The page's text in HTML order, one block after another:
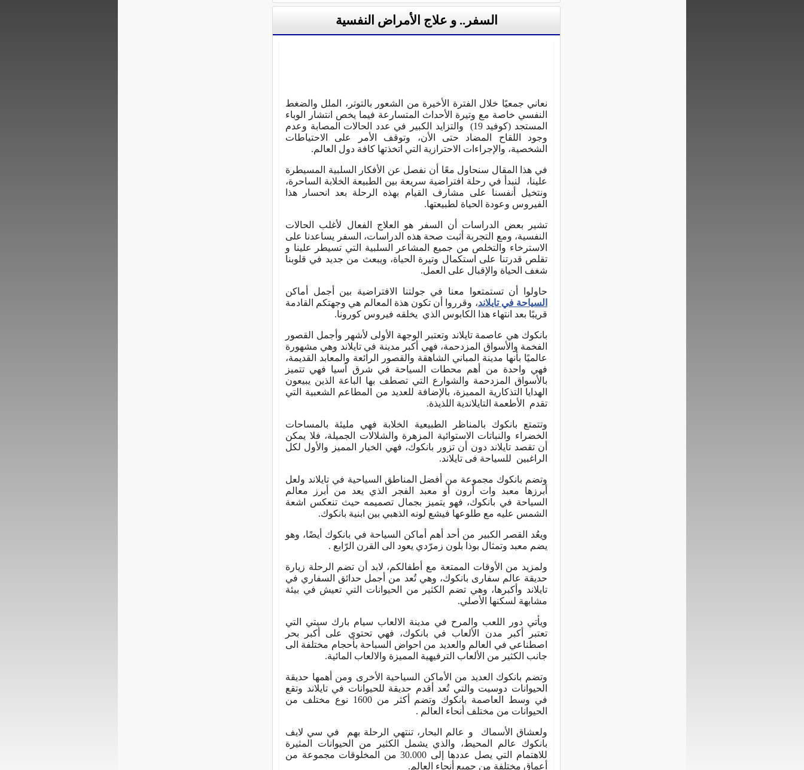
السفر.. و علاج الأمراض النفسية
نعاني جمعيًا خلال الفترة الأخيرة من الشعور بالتوتر، الملل والضغط
النفسي خاصة مع وتيرة الأحداث المتسارعة فيما يخص انتشار الوباء
المستجد (كوفيد 19) والتزايد الكبير في عدد الحالات المصابة وعدم
وجود اللقاح المضاد حتى الأن، وتوقف الأمر على الاحتياطات
الشخصية، والإجراءات الاحترازية التي اتخذتها كافة دول العالم.
في هذا المقال سنحاول معًا أن نفصل عن الأفكار السلبية المسيطرة
علينا، لنبدأ في رحلة افتراضية سريعة بين الطبيعة الخلابة الساحرة،
ونتخيل أنفسنا على مشارف القيام بهذه الرحلة بعد انحسار هذا
الفيروس وعودة الحياة لطبيعتها.
تشير بعض الدراسات أن السفر هو العلاج الفعال لأغلب الحالات
النفسية، ومع التجربة أثبت صحة هذه الدراسات، السفر يساعدنا على
الاسترخاء والتخلص من جميع المشاعر السلبية التي تسيطر علينا و
تقلص قدرتنا على استكمال وتيرة الحياة، ويبعث من جديد في قلوبنا
شغف الحياة والإقبال على العمل.
حاولوا أن تستمتعوا معنا في جولتنا الافتراضية بين أجمل أماكن
السياحة في تايلاند، وقرروا أن تكون هذة المعالم هي وجهتكم القادمة
قريبًا بعد انتهاء هذا الكابوس الذي يخلقه فيروس كورونا.
بانكوك هي عاصمة تايلاند وتعتبر الوجهة الأولى لأشهر وأجمل القصور
الفخمة والأسواق المزدحمة، فهي أكبر مدينة في تايلاند وهي مشهورة
عالميًا بأنها مدينة المباني الشاهقة والقصور الرائعة والمعابد القديمة،
فهي واحدة من أهم محطات السياحة في شرق آسيا فهي تتميز
بالأسواق المزدحمة والشوارع التي تصطف بها الباعة الذين يبيعون
الهدايا التذكارية المميزة، بالإضافة للعديد من المطاعم الشعبية التي
تقدم الأطعمة التايلاندية اللذيذة.
وتتمتع بانكوك بالمناظر الطبيعية الخلابة فهي مليئة بالمساحات
الخضراء والنباتات الاستوائية المزهرة والشلالات الجميلة، فلا يمكن
أن تقصد تايلاند دون أن تزور بانكوك، فهي الخيار المميز والأول لكل
الراغبين للسياحة فى تايلاند.
وتضم بانكوك مجموعة من أفضل المناطق السياحية في تايلاند ولعل
أبرزها معبد وات أرون أو معبد الفجر الذي يعد من أبرز معالم
السياحة في بانكوك، فهو يتميز بجمال تصميمه حيث تنعكس اشعة
الشمس عليه مع طلوعها فيشع لونه الذهبي بين ابنية بانكوك.
ويعُد القصر الكبير من أحد أهم أماكن السياحة في بانكوك أيضًا، وهو
يضم معبد وتمثال بوذا بلون زمرّدي يعود الى القرن الرّابع .
ولمزيد من الأوقات الممتعة مع أطفالكم، لابد أن تضم الرحلة زيارة
حديقة عالم سفارى بانكوك، وهي تُعد من أجمل حدائق السفاري في
تايلاند وأكبرها، وهي تضم الكثير من الحيوانات التي تعيش في بيئة
مشابهة لسكنها الأصلي.
ويأتي دور اللعب والمرح في مدينة الالعاب سيام بارك سيتي التي
تعتبر أكبر مدن الألعاب في بانكوك، فهي تحتوي على أكبر بحر
اصطناعي في العالم والعديد من احواض السباحة بأحجام مختلفة الى
جانب الكثير من الألعاب الترفيهية المميزة والالعاب المائية.
وتضم بانكوك العديد من الأماكن السياحية الأخرى ومن أهمها حديقة
الحيوانات دوسيت والتي تُعد أقدم حديقة للحيوانات في تايلاند وتقع
في وسط العاصمة بانكوك وتضم أكثر من 1600 نوع مختلف من
الحيوانات من مختلف أنحاء العالم .
ولعشاق الأسماك و عالم البحار، تنتهي الرحلة بهم في سي لايف
بانكوك عالم المحيط، والذي يشمل الكثير من الحيوانات المثيرة
للاهتمام التي يصل عددها إلى 30.000 من المخلوقات مجموعة من
أعماق مختلفة من جميع أنحاء العالم.